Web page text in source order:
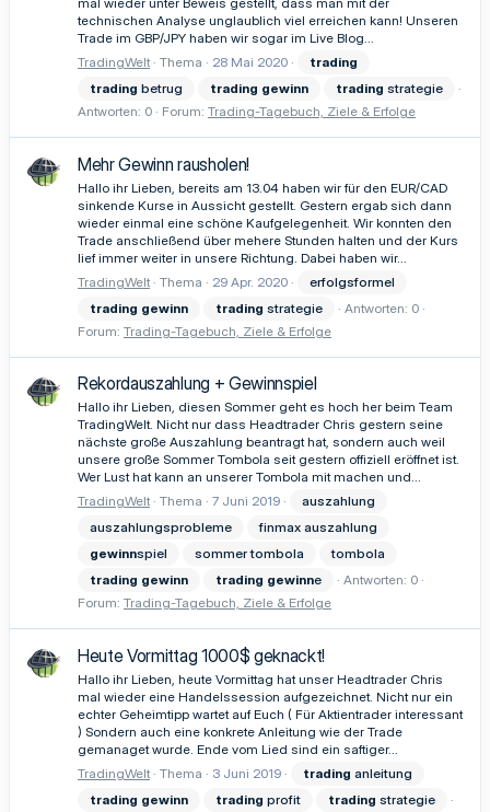
technischen Analyse unglaublich viel erreichen kann! Unseren
Trade im GBP/JPY haben wir sogar im Live Blog...
TradingWelt Thema 28 Mai 2020
trading
trading betrug trading gewinn trading strategie
Antworten: 0
Forum: Trading-Tagebuch, Ziele & Erfolge
Mehr Gewinn rausholen!
Hallo ihr Lieben, bereits am 13.04 haben wir für den EUR/CAD
sinkende Kurse in Aussicht gestellt. Gestern ergab sich dann
wieder einmal eine schöne Kaufgelegenheit. Wir konnten den
Trade anschließend über mehere Stunden halten und der Kurs
lief immer weiter in unsere Richtung. Dabei haben wir...
TradingWelt Thema 29 Apr. 2020
erfolgsformel
trading gewinn trading strategie
Antworten: 0
Forum: Trading-Tagebuch, Ziele & Erfolge
Rekordauszahlung + Gewinnspiel
Hallo ihr Lieben, diesen Sommer geht es hoch her beim Team
TradingWelt. Nicht nur dass Headtrader Chris gestern seine
nächste große Auszahlung beantragt hat, sondern auch weil
unsere große Sommer Tombola seit gestern offiziell eröffnet ist.
Wer Lust hat kann an unserer Tombola mit machen und...
TradingWelt Thema 7 Juni 2019
auszahlung
auszahlungsprobleme
finmax auszahlung
gewinnspiel sommer tombola
tombola
trading gewinn trading gewinne
Antworten: 0
Forum: Trading-Tagebuch, Ziele & Erfolge
Heute Vormittag 1000$ geknackt!
Hallo ihr Lieben, heute Vormittag hat unser Headtrader Chris
mal wieder eine Handelssession aufgezeichnet. Nicht nur ein
echter Geheimtipp wartet auf Euch ( Für Aktientrader interessant
) Sondern auch eine konkrete Anleitung wie der Trade
gemanaget wurde. Ende vom Lied sind ein saftiger...
TradingWelt Thema 3 Juni 2019 trading anleitung
trading gewinn trading profit trading strategie